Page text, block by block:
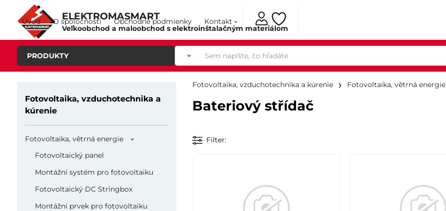
ELEKTROMASMART
Veľkoobchod a maloobchod s elektroinštalačným materiálom
Úvod O spoločnosti Obchodné podmienky Kontakt
PRODUKTY
Fotovoltaika, vzduchotechnika a
kúrenie
Fotovoltaika, větrná energie
Fotovoltaický panel
Montážní systém pro fotovoltaiku
Fotovoltaický DC Stringbox
Montážní prvek pro fotovoltaiku
Fotovoltaika, vzduchotechnika a kúrenie Fotovoltaika, větrná energie
Bateriový střídač
Filter